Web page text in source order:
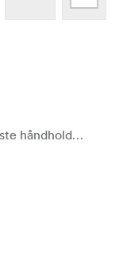
KITE OPTICS APC 60 ED - Verdens første håndholdte, stabiliserte kikkert. Takket være den unike bildestabiliseringsteknologien kan du bruke dette kikkertsiktet over lengre tid uten å bli sliten i hendene eller bli distrahert av uklare bilder. Det stabiliserte bildet blir ikke bare klarere, men også lysere og mer definert sammenlignet med vanlige teleskoper eller kikkerter uten stabilisering, noe som gir en enestående seeropplevelse.